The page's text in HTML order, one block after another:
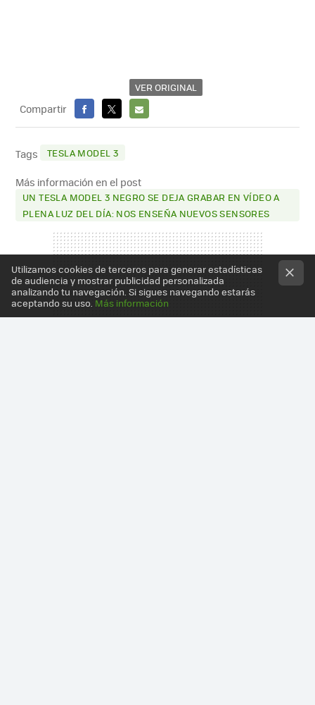
VER ORIGINAL
Compartir
FACEBOOK
X
E-
Tags TESLA MODEL 3
Más información en el post
UN TESLA MODEL 3 NEGRO SE DEJA GRABAR EN VÍDEO A
PLENA LUZ DEL DÍA: NOS ENSEÑA NUEVOS SENSORES
Utilizamos cookies de terceros para generar estadísticas
de audiencia y mostrar publicidad personalizada
analizando tu navegación. Si sigues navegando estarás
aceptando su uso. Más información